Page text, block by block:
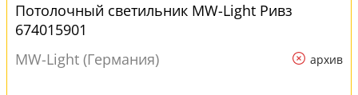
Потолочный светильник MW-Light Ривз
674015901
MW-Light (Германия)
архив